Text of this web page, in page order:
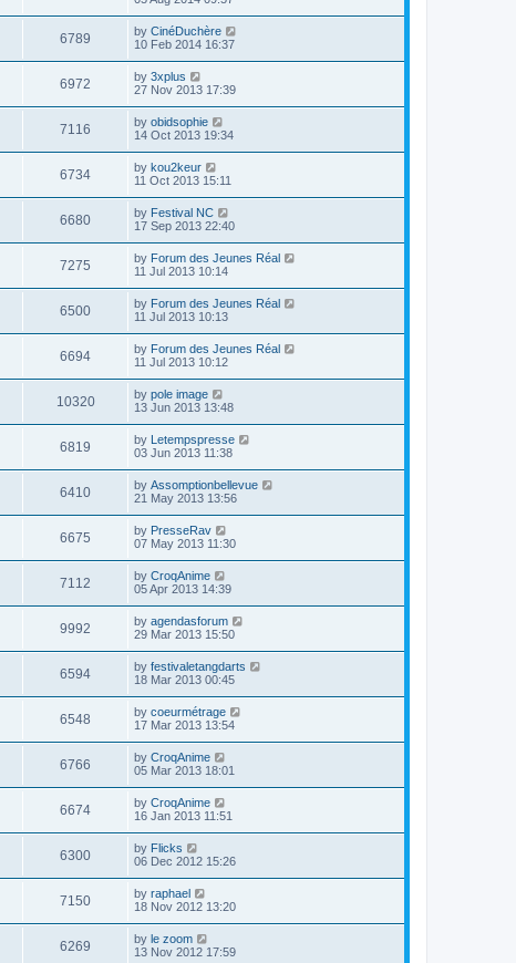
6789 by CinéDuchère
10 Feb 2014 16:37
6972 by 3xplus
27 Nov 2013 17:39
7116 by obidsophie
14 Oct 2013 19:34
6734 by kou2keur
11 Oct 2013 15:11
6680 by Festival NC
17 Sep 2013 22:40
7275 by Forum des Jeunes Réal
11 Jul 2013 10:14
6500 by Forum des Jeunes Réal
11 Jul 2013 10:13
6694 by Forum des Jeunes Réal
11 Jul 2013 10:12
10320 by pole image
13 Jun 2013 13:48
6819 by Letempspresse
03 Jun 2013 11:38
6410 by Assomptionbellevue
21 May 2013 13:56
6675 by PresseRav
07 May 2013 11:30
7112 by CroqAnime
05 Apr 2013 14:39
9992 by agendasforum
29 Mar 2013 15:50
6594 by festivaletangdarts
18 Mar 2013 00:45
6548 by coeurmétrage
17 Mar 2013 13:54
6766 by CroqAnime
05 Mar 2013 18:01
6674 by CroqAnime
16 Jan 2013 11:51
6300 by Flicks
06 Dec 2012 15:26
7150 by raphael
18 Nov 2012 13:20
6269 by le zoom
13 Nov 2012 17:59